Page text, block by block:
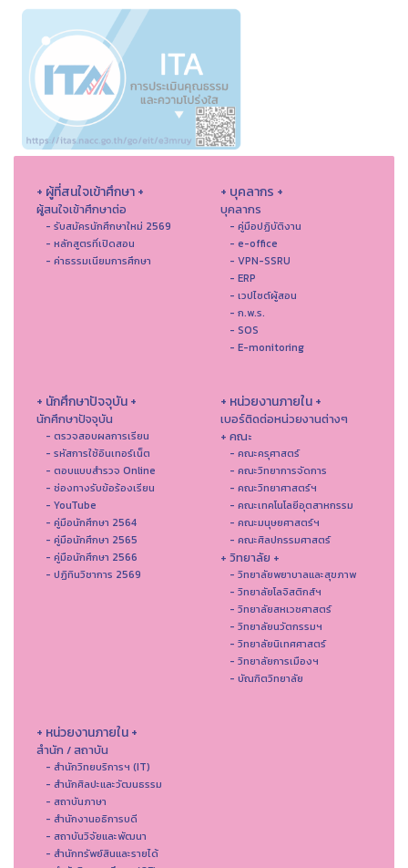
+ ผู้ที่สนใจเข้าศึกษา +
ผู้สนใจเข้าศึกษาต่อ
- รับสมัครนักศึกษาใหม่ 2569
- หลักสูตรที่เปิดสอน
- ค่าธรรมเนียมการศึกษา
+ บุคลากร +
บุคลากร
- คู่มือปฏิบัติงาน
- e-office
- VPN-SSRU
- ERP
- เวปไซต์ผู้สอน
- ก.พ.ร.
- SOS
- E-monitoring
+ นักศึกษาปัจจุบัน +
นักศึกษาปัจจุบัน
- ตรวจสอบผลการเรียน
- รหัสการใช้อินเทอร์เน็ต
- ตอบแบบสำรวจ Online
- ช่องทางรับข้อร้องเรียน
- YouTube
- คู่มือนักศึกษา 2564
- คู่มือนักศึกษา 2565
- คู่มือนักศึกษา 2566
- ปฏิทินวิชาการ 2569
+ หน่วยงานภายใน +
เบอร์ติดต่อหน่วยงานต่างๆ
+ คณะ
- คณะครุศาสตร์
- คณะวิทยาการจัดการ
- คณะวิทยาศาสตร์ฯ
- คณะเทคโนโลยีอุตสาหกรรม
- คณะมนุษยศาสตร์ฯ
- คณะศิลปกรรมศาสตร์
+ วิทยาลัย +
- วิทยาลัยพยาบาลและสุขภาพ
- วิทยาลัยโลจิสติกส์ฯ
- วิทยาลัยสหเวชศาสตร์
- วิทยาลัยนวัตกรรมฯ
- วิทยาลัยนิเทศศาสตร์
- วิทยาลัยการเมืองฯ
- บัณฑิตวิทยาลัย
+ หน่วยงานภายใน +
สำนัก / สถาบัน
- สำนักวิทยบริการฯ (IT)
- สํานักศิลปะและวัฒนธรรม
- สถาบันภาษา
- สำนักงานอธิการบดี
- สถาบันวิจัยและพัฒนา
- สำนักทรัพย์สินและรายได้